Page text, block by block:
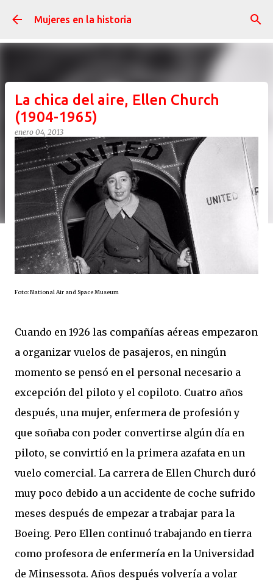
Ir al contenido principal
Mujeres en la historia
La chica del aire, Ellen Church
(1904-1965)
enero 04, 2013
Foto: National Air and Space Museum
Cuando en 1926 las compañías aéreas empezaron
a organizar vuelos de pasajeros, en ningún
momento se pensó en el personal necesario a
excepción del piloto y el copiloto. Cuatro años
después, una mujer, enfermera de profesión y
que soñaba con poder convertirse algún día en
piloto, se convirtió en la primera azafata en un
vuelo comercial. La carrera de Ellen Church duró
muy poco debido a un accidente de coche sufrido
meses después de empezar a trabajar para la
Boeing. Pero Ellen continuó trabajando en tierra
como profesora de enfermería en la Universidad
de Minsessota. Años después volvería a volar